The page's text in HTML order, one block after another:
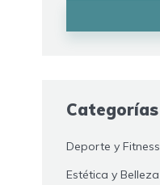
Categorías
Deporte y Fitness
Estética y Belleza